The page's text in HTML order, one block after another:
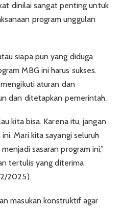
dinilai sangat penting untuk
program unggulan
siapa pun yang diduga
MBG ini harus sukses.
aturan dan
dan ditetapkan pemerintah.
kita bisa. Karena itu, jangan
Mari kita sayangi seluruh
sasaran program ini,”
tertulis yang diterima
2025).
masukan konstruktif agar